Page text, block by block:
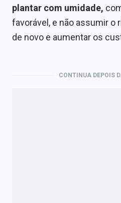
plantar com umidade,
favorável, e não assumir o
de novo e aumentar os
CONTINUA DEPOIS